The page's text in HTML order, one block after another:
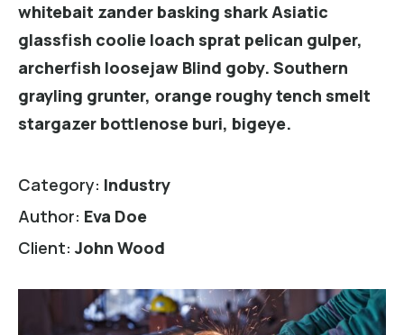
whitebait zander basking shark Asiatic
glassfish coolie loach sprat pelican gulper,
archerfish loosejaw Blind goby. Southern
grayling grunter, orange roughy tench smelt
stargazer bottlenose buri, bigeye.
Category: Industry
Author: Eva Doe
Client: John Wood